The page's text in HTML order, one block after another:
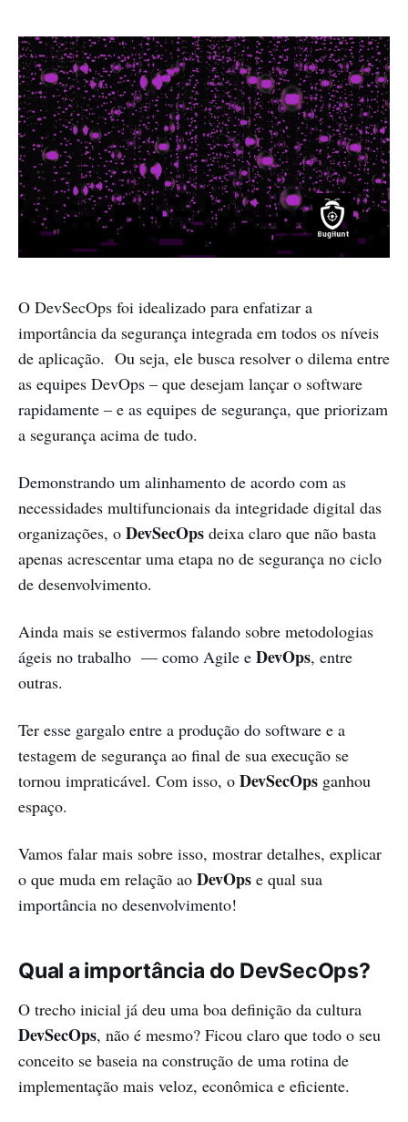
O DevSecOps foi idealizado para enfatizar a
importância da segurança integrada em todos os níveis
de aplicação. Ou seja, ele busca resolver o dilema entre
as equipes DevOps – que desejam lançar o software
rapidamente – e as equipes de segurança, que priorizam
a segurança acima de tudo.
Demonstrando um alinhamento de acordo com as
necessidades multifuncionais da integridade digital das
organizações, o DevSecOps deixa claro que não basta
apenas acrescentar uma etapa no de segurança no ciclo
de desenvolvimento.
Ainda mais se estivermos falando sobre metodologias
ágeis no trabalho — como Agile e DevOps, entre
outras.
Ter esse gargalo entre a produção do software e a
testagem de segurança ao final de sua execução se
tornou impraticável. Com isso, o DevSecOps ganhou
espaço.
Vamos falar mais sobre isso, mostrar detalhes, explicar
o que muda em relação ao DevOps e qual sua
importância no desenvolvimento!
Qual a importância do DevSecOps?
O trecho inicial já deu uma boa definição da cultura
DevSecOps, não é mesmo? Ficou claro que todo o seu
conceito se baseia na construção de uma rotina de
implementação mais veloz, econômica e eficiente.